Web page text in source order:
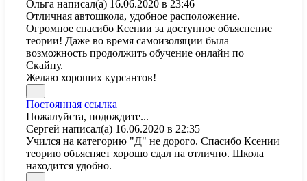
другое
состояние.
Ольга написал(а) 16.06.2020 в 23:46
Отличная автошкола, удобное расположение.
Огромное спасибо Ксении за доступное объяснение
теории! Даже во время самоизоляции была
возможность продолжить обучение онлайн по
Скайпу.
Желаю хороших курсантов!
этот
метабокс
в
другое
состояние.
Постоянная ссылка
Пожалуйста, подождите...
Сергей написал(а) 16.06.2020 в 22:35
Учился на категорию "Д" не дорого. Спасибо Ксении
теорию объясняет хорошо сдал на отлично. Школа
находится удобно.